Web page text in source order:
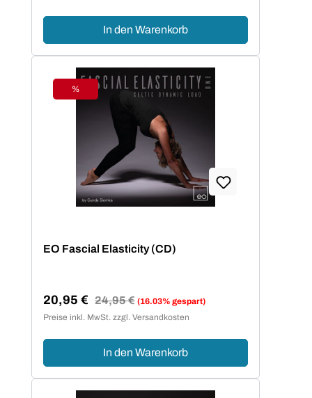
In den Warenkorb
Rabatt
%
EO Fascial Elasticity (CD)
Verkaufspreis:
20,95 € Regulärer Preis:
24,95 € (16.03% gespart)
Preise inkl. MwSt. zzgl. Versandkosten
In den Warenkorb